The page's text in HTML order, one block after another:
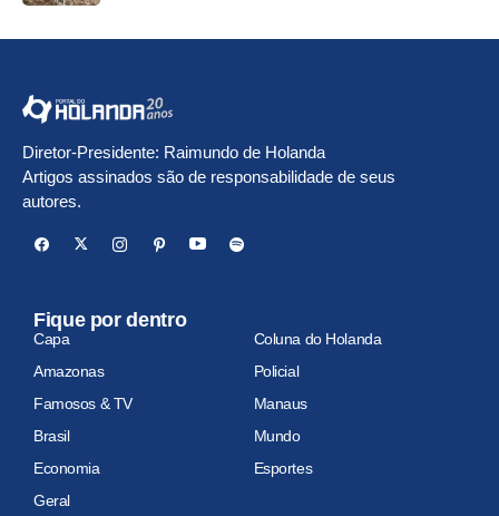
Diretor-Presidente: Raimundo de Holanda
Artigos assinados são de responsabilidade de seus
autores.
Fique por dentro
Capa
Coluna do Holanda
Amazonas
Policial
Famosos & TV
Manaus
Brasil
Mundo
Economia
Esportes
Geral